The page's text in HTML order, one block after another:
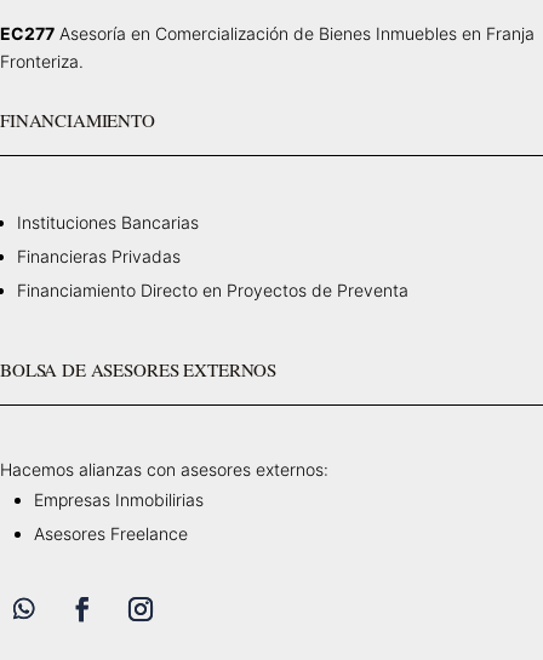
EC277 Asesoría en Comercialización de Bienes Inmuebles en Franja
Fronteriza.
FINANCIAMIENTO
Instituciones Bancarias
Financieras Privadas
Financiamiento Directo en Proyectos de Preventa
BOLSA DE ASESORES EXTERNOS
Hacemos alianzas con asesores externos:
Empresas Inmobilirias
Asesores Freelance